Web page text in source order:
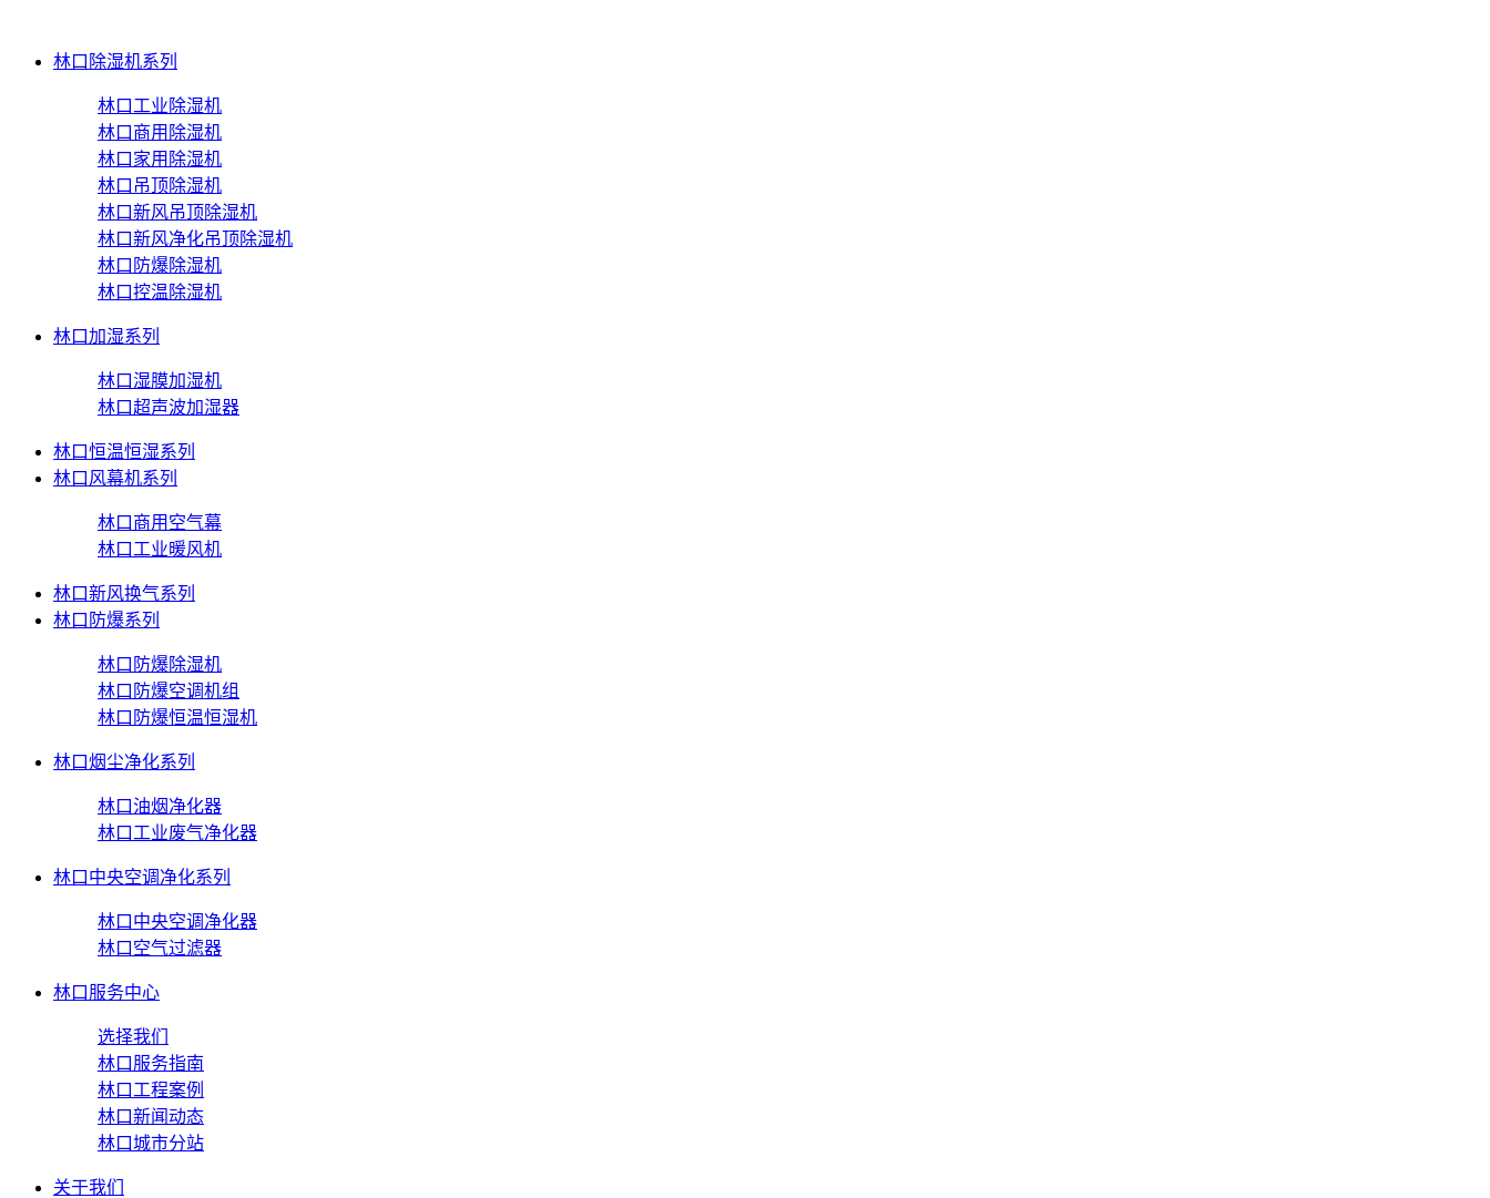
林口除湿机系列
林口工业除湿机
林口商用除湿机
林口家用除湿机
林口吊顶除湿机
林口新风吊顶除湿机
林口新风净化吊顶除湿机
林口防爆除湿机
林口控温除湿机
林口加湿系列
林口湿膜加湿机
林口超声波加湿器
林口恒温恒湿系列
林口风幕机系列
林口商用空气幕
林口工业暖风机
林口新风换气系列
林口防爆系列
林口防爆除湿机
林口防爆空调机组
林口防爆恒温恒湿机
林口烟尘净化系列
林口油烟净化器
林口工业废气净化器
林口中央空调净化系列
林口中央空调净化器
林口空气过滤器
林口服务中心
选择我们
林口服务指南
林口工程案例
林口新闻动态
林口城市分站
关于我们